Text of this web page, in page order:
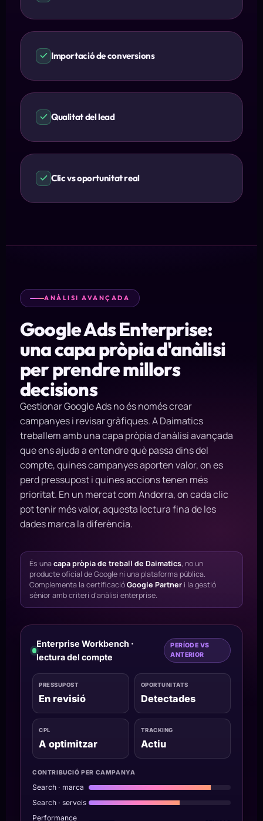
Importació de conversions
Qualitat del lead
Clic vs oportunitat real
ANÀLISI AVANÇADA
Google Ads Enterprise:
una capa pròpia d'anàlisi
per prendre millors
decisions
Gestionar Google Ads no és només crear
campanyes i revisar gràfiques. A Daimatics
treballem amb una capa pròpia d'anàlisi avançada
que ens ajuda a entendre què passa dins del
compte, quines campanyes aporten valor, on es
perd pressupost i quines accions tenen més
prioritat. En un mercat com Andorra, on cada clic
pot tenir més valor, aquesta lectura fina de les
dades marca la diferència.
És unacapa pròpia de treball de Daimatics, no un
producte oficial de Google ni una plataforma pública.
Complementa la certificacióGoogle Partner i la gestió
sènior amb criteri d'anàlisi enterprise.
Enterprise Workbench ·
lectura del compte
PERÍODE VS
ANTERIOR
PRESSUPOST
En revisió
OPORTUNITATS
Detectades
CPL
A optimitzar
TRACKING
Actiu
CONTRIBUCIÓ PER CAMPANYA
Search · marca
Search · serveis
Performance